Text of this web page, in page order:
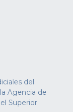
del
Agencia de
Superior